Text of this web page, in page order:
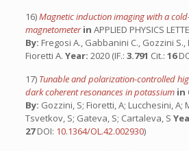
16)Magnetic induction imaging with a
magnetometerin APPLIED PHYSICS
By: Fregosi A., Gabbanini C., Gozzini S.,
Fioretti A. Year: 2020 (IF.: 3.791 Cit.: 16
17) Tunable and polarization-controlled
dark coherent resonances in potassium in
By: Gozzini, S; Fioretti, A; Lucchesini, A;
Tsvetkov, S; Gateva, S; Cartaleva, S
27DOI: 10.1364/OL.42.002930)